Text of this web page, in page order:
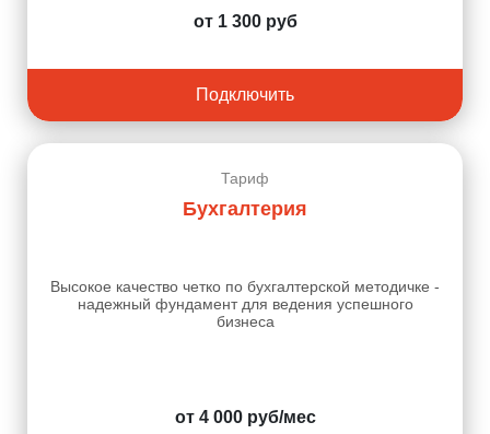
от 1 300 руб
Подключить
Тариф
Бухгалтерия
Высокое качество четко по бухгалтерской методичке -
надежный фундамент для ведения успешного
бизнеса
от 4 000 руб/мес